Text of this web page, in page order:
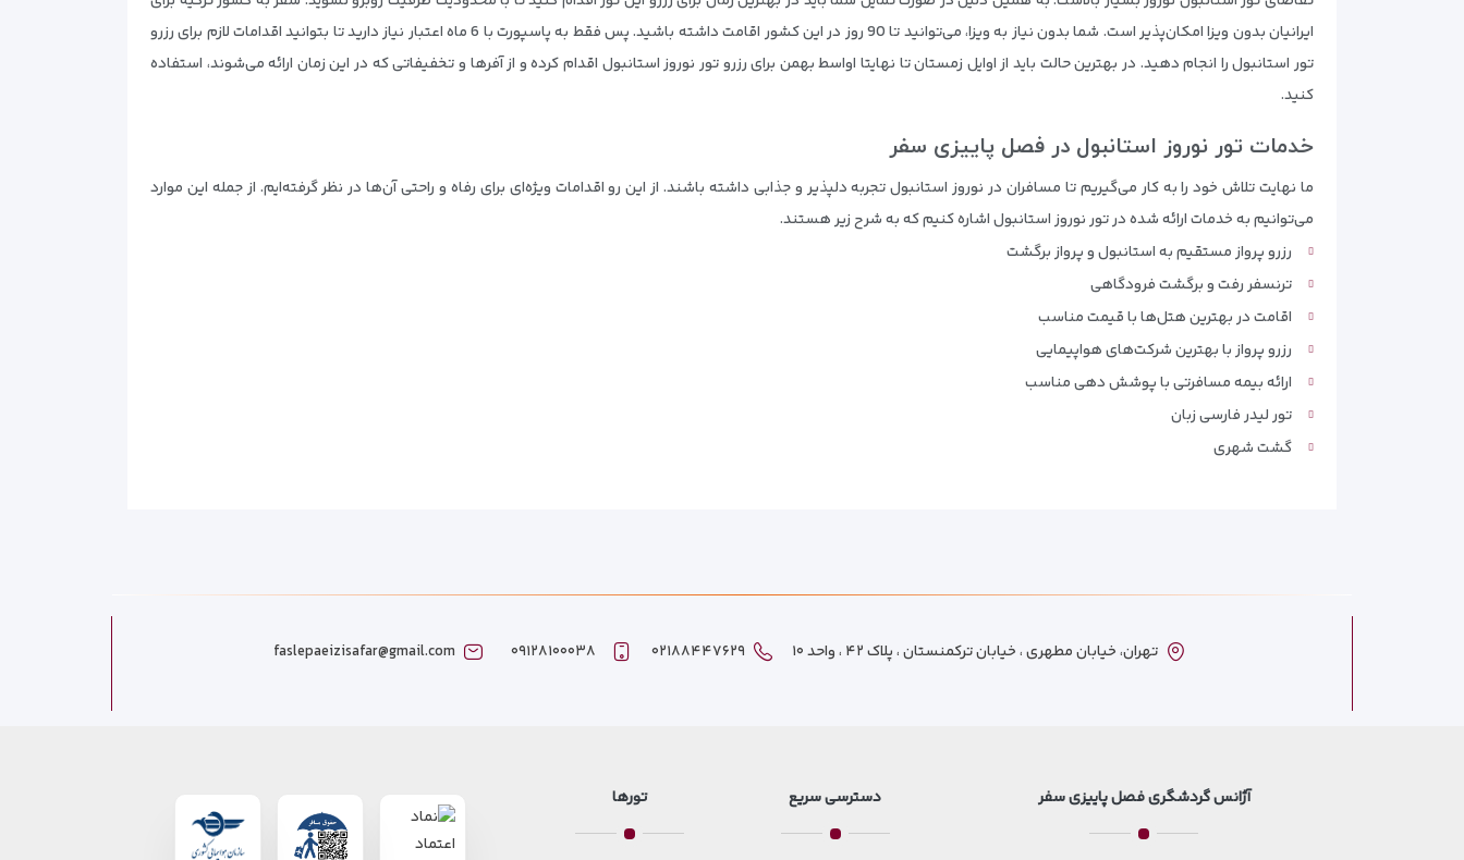
ایرانیان بدون ویزا امکان‌پذیر است. شما بدون نیاز به ویزا، می‌توانید تا 90 روز در این کشور اقامت داشته باشید. پس فقط به پاسپورت با 6 ماه اعتبار نیاز دارید تا بتوانید اقدامات لازم برای رزرو
تور استانبول را انجام دهید. در بهترین حالت باید از اوایل زمستان تا نهایتا اواسط بهمن برای رزرو تور نوروز استانبول اقدام کرده و از آفرها و تخفیفاتی که در این زمان ارائه می‌شوند، استفاده
کنید.
خدمات تور نوروز استانبول در فصل پاییزی سفر
ما نهایت تلاش خود را به کار می‌گیریم تا مسافران در نوروز استانبول تجربه دلپذیر و جذابی داشته باشند. از این رو اقدامات ویژه‌ای برای رفاه و راحتی آن‌ها در نظر گرفته‌ایم. از جمله این موارد
می‌توانیم به خدمات ارائه شده در تور نوروز استانبول اشاره کنیم که به شرح زیر هستند.
رزرو پرواز مستقیم به استانبول و پرواز برگشت
ترنسفر رفت و برگشت فرودگاهی
اقامت در بهترین هتل‌ها با قیمت مناسب
رزرو پرواز با بهترین شرکت‌های هواپیمایی
ارائه بیمه مسافرتی با پوشش دهی مناسب
تور لیدر فارسی زبان
گشت شهری
تهران، خیابان مطهری ، خیابان ترکمنستان ، پلاک ۴۲ ، واحد ۱۰ ۰۲۱۸۸۴۴۷۶۲۹ ۰۹۱۲۸۱۰۰۰۳۸ faslepaeizisafar@gmail.com
آژانس گردشگری فصل پاییزی سفر دسترسی سریع تورها